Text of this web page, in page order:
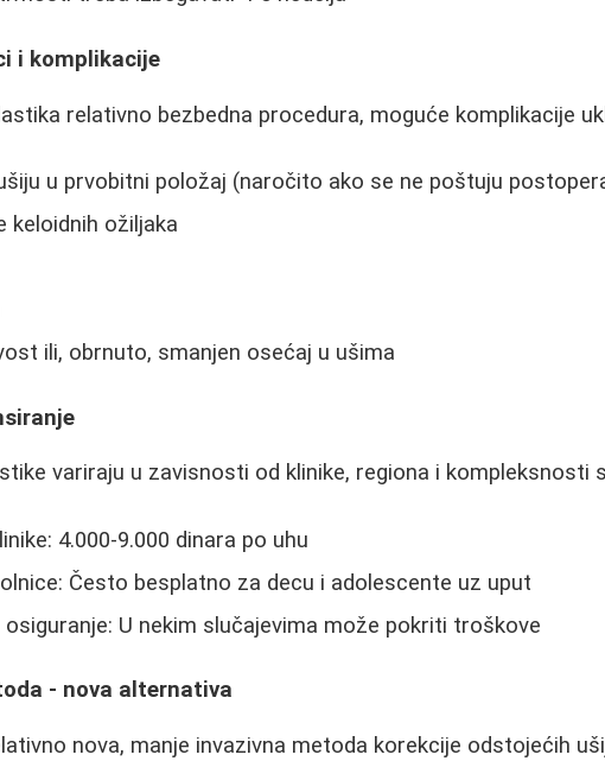
i komplikacije
relativno bezbedna procedura, moguće komplikacije
u prvobitni položaj (naročito ako se ne poštuju
keloidnih ožiljaka
ili, obrnuto, smanjen osećaj u ušima
variraju u zavisnosti od klinike, regiona i kompleksnosti
4.000-9.000 dinara po uhu
Često besplatno za decu i adolescente uz uput
osiguranje: U nekim slučajevima može pokriti troškove
- nova alternativa
nova, manje invazivna metoda korekcije odstojećih